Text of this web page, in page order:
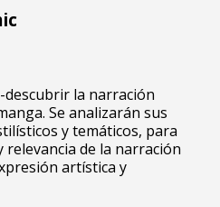
descubrir la narración
Se analizarán sus
y temáticos, para
de la narración
artística y